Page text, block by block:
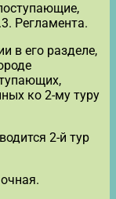
Регламента.
в его разделе,
ко 2-му туру
2-й тур